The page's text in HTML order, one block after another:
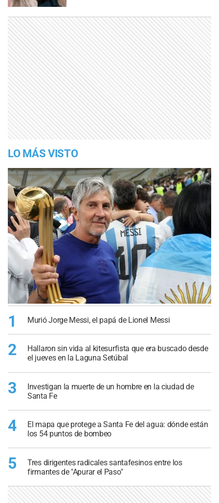
LO MÁS VISTO
1 Murió Jorge Messi, el papá de Lionel Messi
2
Hallaron sin vida al kitesurfista que era buscado desde
el jueves en la Laguna Setúbal
3
Investigan la muerte de un hombre en la ciudad de
Santa Fe
4
El mapa que protege a Santa Fe del agua: dónde están
los 54 puntos de bombeo
5
Tres dirigentes radicales santafesinos entre los
firmantes de "Apurar el Paso"